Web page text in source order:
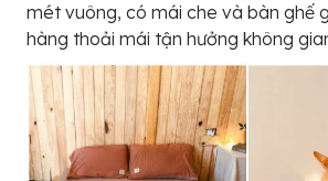
mét vuông, có mái che và bàn ghế
hàng thoải mái tận hưởng không